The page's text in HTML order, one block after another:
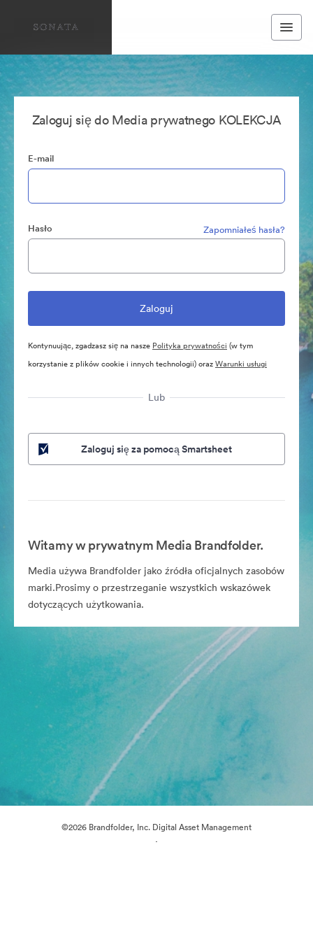
Zaloguj się do Media prywatnego KOLEKCJA
E-mail
Hasło Zapomniałeś hasła?
Kontynuując, zgadzasz się na nasze Polityka prywatności (w tym
korzystanie z plików cookie i innych technologii) orazWarunki usługi
Lub
Zaloguj się za pomocą Smartsheet
Witamy w prywatnym Media Brandfolder.
Media używa Brandfolder jako źródła oficjalnych zasobów
marki.Prosimy o przestrzeganie wszystkich wskazówek
dotyczących użytkowania.
©2026 Brandfolder, Inc. Digital Asset Management
·